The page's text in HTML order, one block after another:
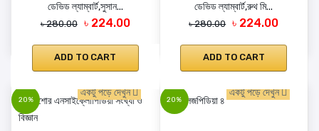
ডেভিড ল্যাম্বার্ট,সুসান...
৳ 280.00 ৳ 224.00
ADD TO CART
ডেভিড ল্যাম্বার্ট,রুথ মি...
৳ 280.00 ৳ 224.00
ADD TO CART
20%
একটু পড়ে দেখুন
20%
একটু পড়ে দেখুন